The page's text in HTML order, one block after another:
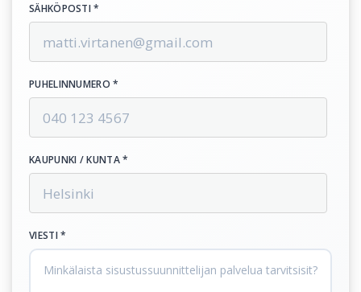
SÄHKÖPOSTI *
PUHELINNUMERO *
KAUPUNKI / KUNTA *
VIESTI *